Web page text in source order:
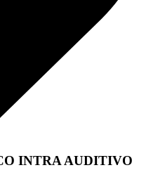
INTRA AUDITIVO